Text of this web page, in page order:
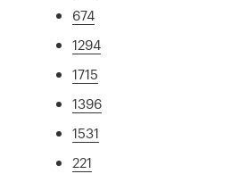
674
1294
1715
1396
1531
221